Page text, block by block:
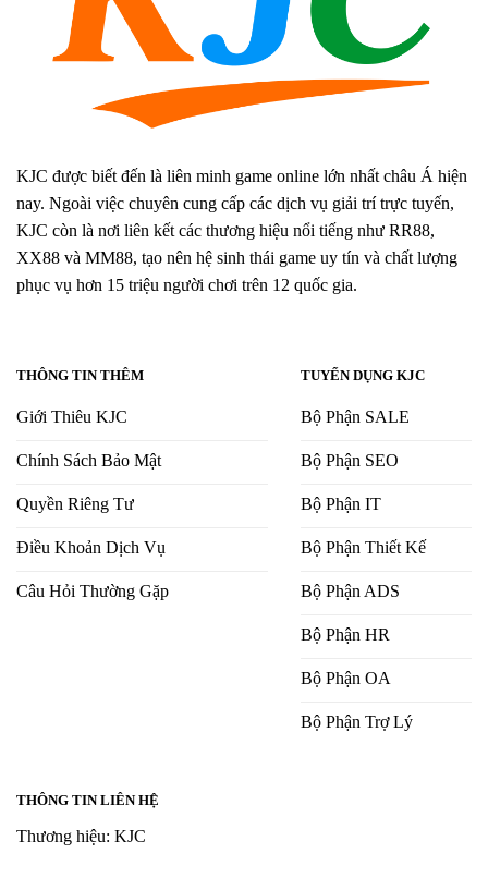
KJC được biết đến là liên minh game online lớn nhất châu Á hiện
nay. Ngoài việc chuyên cung cấp các dịch vụ giải trí trực tuyến,
KJC còn là nơi liên kết các thương hiệu nổi tiếng như RR88,
XX88 và MM88, tạo nên hệ sinh thái game uy tín và chất lượng
phục vụ hơn 15 triệu người chơi trên 12 quốc gia.
THÔNG TIN THÊM
Giới Thiêu KJC
Chính Sách Bảo Mật
Quyền Riêng Tư
Điều Khoản Dịch Vụ
Câu Hỏi Thường Gặp
TUYỂN DỤNG KJC
Bộ Phận SALE
Bộ Phận SEO
Bộ Phận IT
Bộ Phận Thiết Kế
Bộ Phận ADS
Bộ Phận HR
Bộ Phận OA
Bộ Phận Trợ Lý
THÔNG TIN LIÊN HỆ
Thương hiệu: KJC